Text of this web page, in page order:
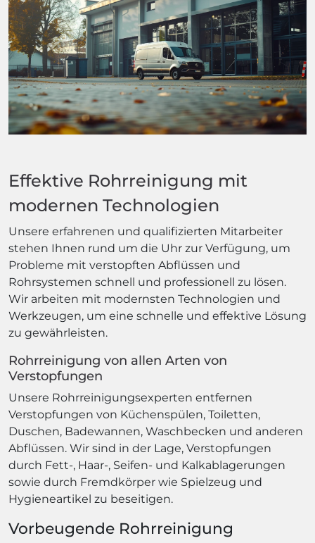
Effektive Rohrreinigung mit
modernen Technologien
Unsere erfahrenen und qualifizierten Mitarbeiter
stehen Ihnen rund um die Uhr zur Verfügung, um
Probleme mit verstopften Abflüssen und
Rohrsystemen schnell und professionell zu lösen.
Wir arbeiten mit modernsten Technologien und
Werkzeugen, um eine schnelle und effektive Lösung
zu gewährleisten.
Rohrreinigung von allen Arten von
Verstopfungen
Unsere Rohrreinigungsexperten entfernen
Verstopfungen von Küchenspülen, Toiletten,
Duschen, Badewannen, Waschbecken und anderen
Abflüssen. Wir sind in der Lage, Verstopfungen
durch Fett-, Haar-, Seifen- und Kalkablagerungen
sowie durch Fremdkörper wie Spielzeug und
Hygieneartikel zu beseitigen.
Vorbeugende Rohrreinigung